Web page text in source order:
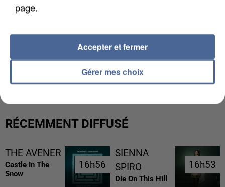
UNE TOURISTE DE L’OISE EMPORTÉE PAR UNE
COULÉE DE BOUE EN HAUTE-SAVOIE
RÉCEMMENT DIFFUSÉ
THE AVENER
Castle In The
Snow
16h56
16h56
SIENNA
SPIRO
Die On This Hill
16h53
16h53
page.
Gérer mes choix
Accepter et fermer